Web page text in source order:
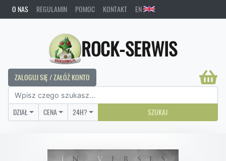
O NAS REGULAMIN POMOC KONTAKT EN
ROCK-SERWIS
ZALOGUJ SIĘ / ZAŁÓŻ KONTO
DZIAŁ CENA 24H? SZUKAJ